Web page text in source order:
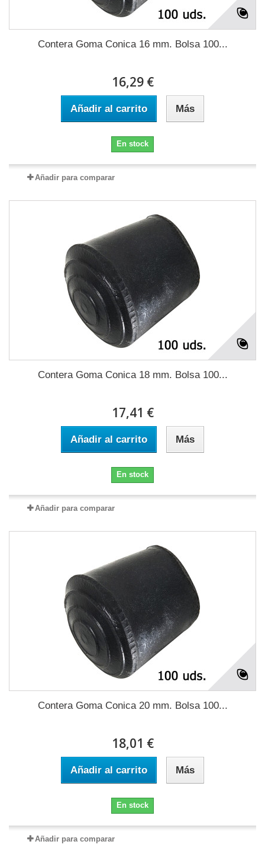
Contera Goma Conica 16 mm. Bolsa 100...
16,29 €
Añadir al carrito Más
En stock
Añadir para comparar
Contera Goma Conica 18 mm. Bolsa 100...
17,41 €
Añadir al carrito Más
En stock
Añadir para comparar
Contera Goma Conica 20 mm. Bolsa 100...
18,01 €
Añadir al carrito Más
En stock
Añadir para comparar